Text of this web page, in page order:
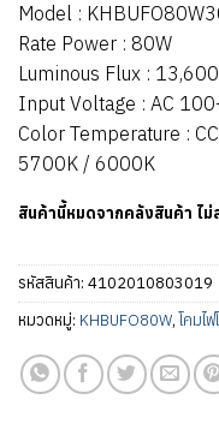
Model :
Rate Power : 80W
Luminous Flux :
Input Voltage : AC
Color Temperature :
5700K / 6000K
สินค้านี้หมดจากคลังสินค้า ไม่
รหัสสินค้า: 4102010803019
หมวดหมู่: KHBUFO80W, โคมไ